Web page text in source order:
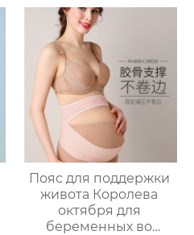
бюстгальтер для
беременных без
косточек, против
провисания
Пояс для поддержки
живота Королева
октября для
беременных во